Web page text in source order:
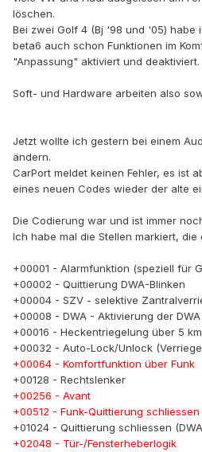
löschen.
Bei zwei Golf 4 (Bj '98 und '05) habe
beta6 auch schon Funktionen im
"Anpassung" aktiviert und deaktiviert.
Soft- und Hardware arbeiten also
Jetzt wollte ich gestern bei einem
ändern.
CarPort meldet keinen Fehler, es ist
eines neuen Codes wieder der alte
Die Codierung war und ist immer
Ich habe mal die Stellen markiert, die
+00001 - Alarmfunktion (speziell für
+00002 - Quittierung DWA-Blinken
+00004 - SZV - selektive
+00008 - DWA - Aktivierung der DWA
+00016 - Heckentriegelung über 5
+00032 - Auto-Lock/Unlock
+00064 - Komfortfunktion über Funk
+00128 - Rechtslenker
+00256 - Avant
+00512 - Funk-Quittierung schliessen
+01024 - Quittierung schliessen
+02048 - Tür-/Fensterheberlogik